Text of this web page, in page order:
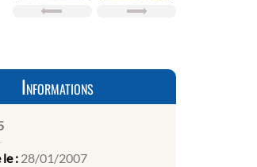
Informations
le : 28/01/2007